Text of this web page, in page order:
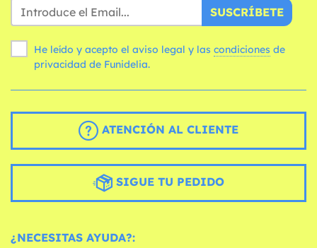
SUSCRÍBETE
He leído y acepto el aviso legal y las condiciones
privacidad de Funidelia.
ATENCIÓN AL CLIENTE
SIGUE TU PEDIDO
¿NECESITAS AYUDA?: